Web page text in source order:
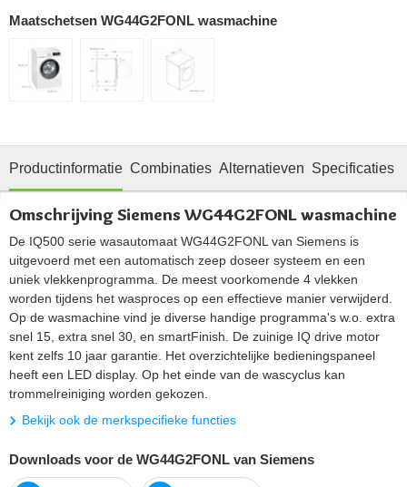
Maatschetsen WG44G2FONL wasmachine
Productinformatie Combinaties Alternatieven Specificaties
Omschrijving Siemens WG44G2FONL wasmachine
De IQ500 serie wasautomaat WG44G2FONL van Siemens is
uitgevoerd met een automatisch zeep doseer systeem en een
uniek vlekkenprogramma. De meest voorkomende 4 vlekken
worden tijdens het wasproces op een effectieve manier verwijderd.
Op de wasmachine vind je diverse handige programma's w.o. extra
snel 15, extra snel 30, en smartFinish. De zuinige IQ drive motor
kent zelfs 10 jaar garantie. Het overzichtelijke bedieningspaneel
heeft een LED display. Op het einde van de wascyclus kan
trommelreiniging worden gekozen.
Bekijk ook de merkspecifieke functies
Downloads voor de WG44G2FONL van Siemens